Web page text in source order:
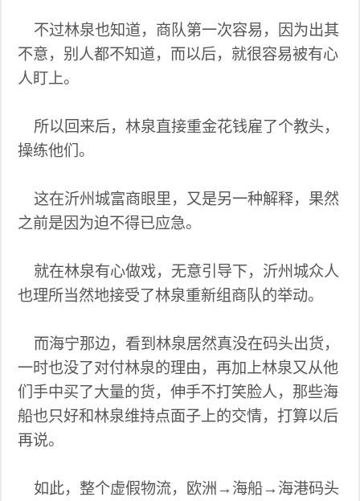
不过林泉也知道，商队第一次容易，因为出其
不意，别人都不知道，而以后，就很容易被有心
人盯上。
所以回来后，林泉直接重金花钱雇了个教头，
操练他们。
这在沂州城富商眼里，又是另一种解释，果然
之前是因为迫不得已应急。
就在林泉有心做戏，无意引导下，沂州城众人
也理所当然地接受了林泉重新组商队的举动。
而海宁那边，看到林泉居然真没在码头出货，
一时也没了对付林泉的理由，再加上林泉又从他
们手中买了大量的货，伸手不打笑脸人，那些海
船也只好和林泉维持点面子上的交情，打算以后
再说。
如此，整个虚假物流，欧洲→海船→海港码头